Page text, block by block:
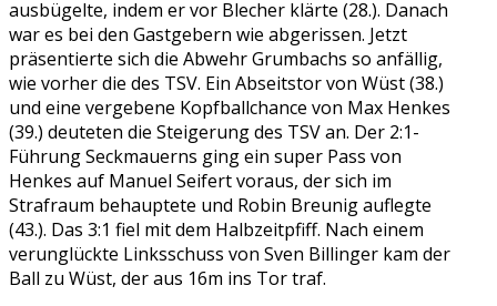
ausbügelte, indem er vor Blecher klärte (28.). Danach
war es bei den Gastgebern wie abgerissen. Jetzt
präsentierte sich die Abwehr Grumbachs so anfällig,
wie vorher die des TSV. Ein Abseitstor von Wüst (38.)
und eine vergebene Kopfballchance von Max Henkes
(39.) deuteten die Steigerung des TSV an. Der 2:1-
Führung Seckmauerns ging ein super Pass von
Henkes auf Manuel Seifert voraus, der sich im
Strafraum behauptete und Robin Breunig auflegte
(43.). Das 3:1 fiel mit dem Halbzeitpfiff. Nach einem
verunglückte Linksschuss von Sven Billinger kam der
Ball zu Wüst, der aus 16m ins Tor traf.